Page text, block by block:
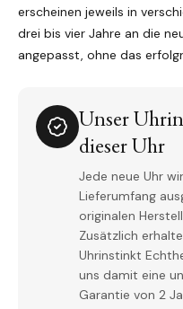
erscheinen jeweils in
drei bis vier Jahre an die
angepasst, ohne das
Unser
dieser Uhr
Jede neue Uhr
Lieferumfang
originalen
Zusätzlich
Uhrinstinkt
uns damit eine
Garantie von 2